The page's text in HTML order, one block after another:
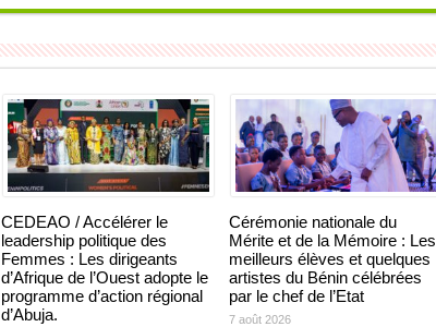
CEDEAO / Accélérer le
leadership politique des
Femmes : Les dirigeants
d’Afrique de l’Ouest adopte le
programme d’action régional
d’Abuja.
Cérémonie nationale du
Mérite et de la Mémoire : Les
meilleurs élèves et quelques
artistes du Bénin célébrées
par le chef de l’Etat
7 août 2026